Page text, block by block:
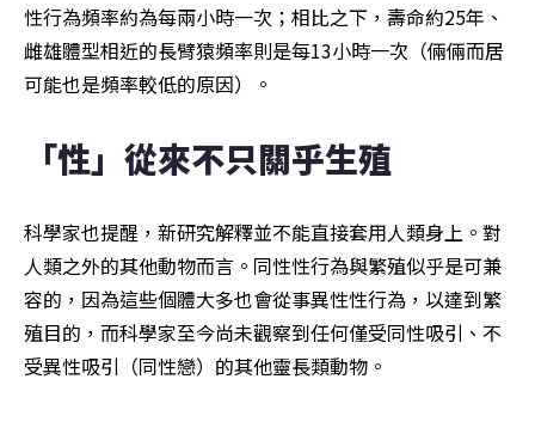
性行為頻率約為每兩小時一次；相比之下，壽命約25年、
雌雄體型相近的長臂猿頻率則是每13小時一次（倆倆而居
可能也是頻率較低的原因）。
「性」從來不只關乎生殖
科學家也提醒，新研究解釋並不能直接套用人類身上。對
人類之外的其他動物而言。同性性行為與繁殖似乎是可兼
容的，因為這些個體大多也會從事異性性行為，以達到繁
殖目的，而科學家至今尚未觀察到任何僅受同性吸引、不
受異性吸引（同性戀）的其他靈長類動物。